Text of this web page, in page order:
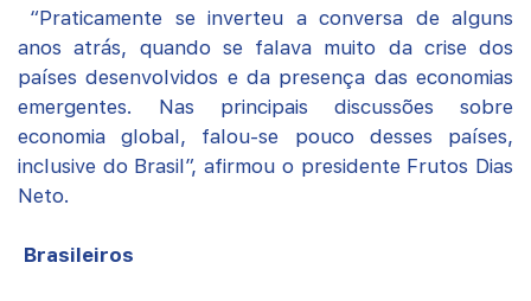
“Praticamente se inverteu a conversa de alguns
anos atrás, quando se falava muito da crise dos
países desenvolvidos e da presença das economias
emergentes. Nas principais discussões sobre
economia global, falou-se pouco desses países,
inclusive do Brasil”, afirmou o presidente Frutos Dias
Neto.
Brasileiros